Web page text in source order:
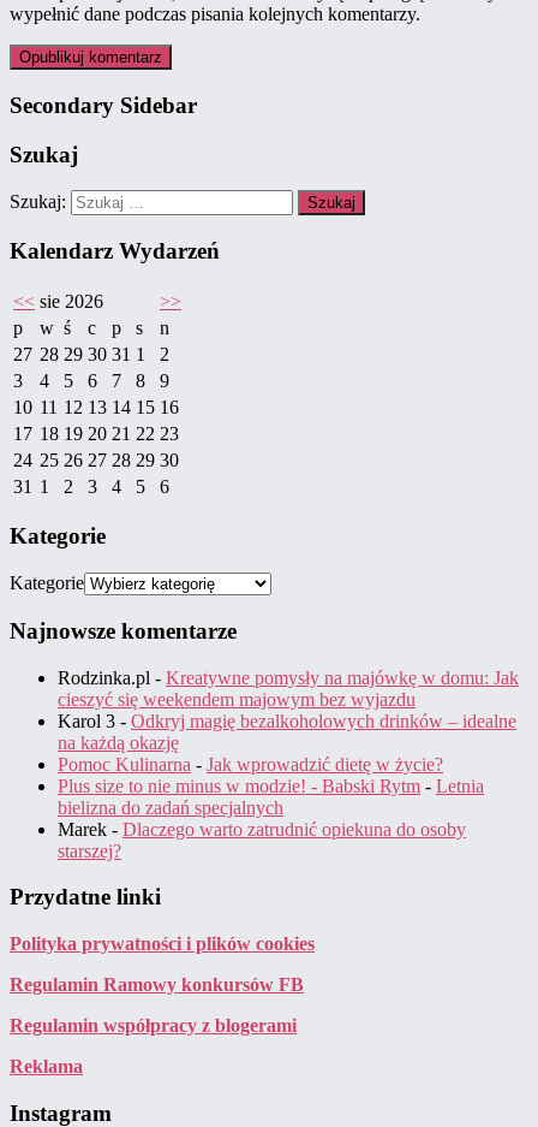
wypełnić dane podczas pisania kolejnych komentarzy.
Secondary Sidebar
Szukaj
Szukaj:
Kalendarz Wydarzeń
<< sie 2026
>>
p
w ś c p s
n
27 28 29 30 31 1
2
3
4 5 6 7 8
9
10 11 12 13 14 15 16
17 18 19 20 21 22 23
24 25 26 27 28 29 30
31 1 2 3 4 5 6
Kategorie
Kategorie
Najnowsze komentarze
Rodzinka.pl - Kreatywne pomysły na majówkę w domu: Jak
cieszyć się weekendem majowym bez wyjazdu
Karol 3 - Odkryj magię bezalkoholowych drinków – idealne
na każdą okazję
Pomoc Kulinarna - Jak wprowadzić dietę w życie?
Plus size to nie minus w modzie! - Babski Rytm - Letnia
bielizna do zadań specjalnych
Marek - Dlaczego warto zatrudnić opiekuna do osoby
starszej?
Przydatne linki
Polityka prywatności i plików cookies
Regulamin Ramowy konkursów FB
Regulamin współpracy z blogerami
Reklama
Instagram